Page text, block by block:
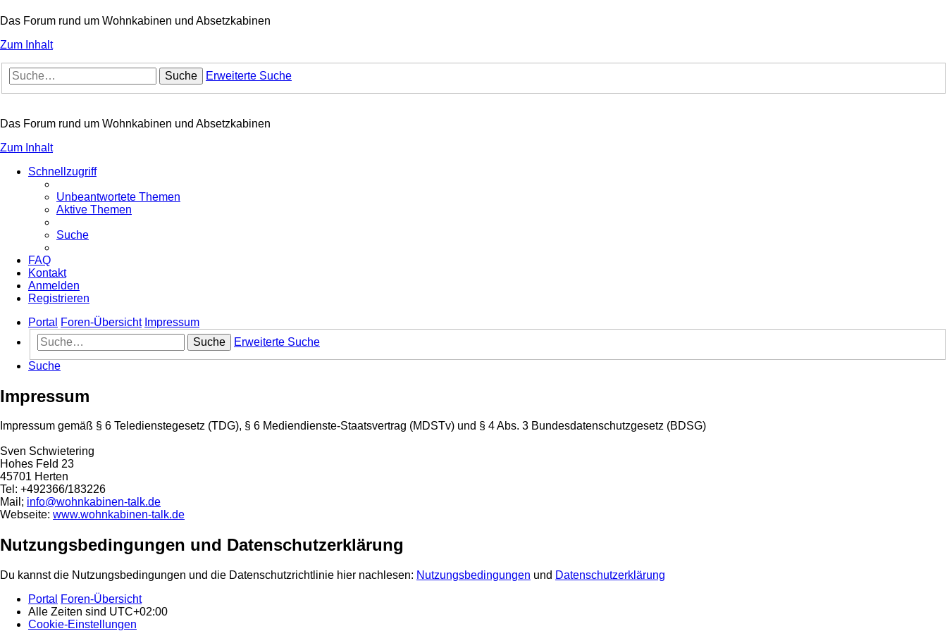
Das Forum rund um Wohnkabinen und Absetzkabinen
Zum Inhalt
Suche Erweiterte Suche
Das Forum rund um Wohnkabinen und Absetzkabinen
Zum Inhalt
Schnellzugriff
Unbeantwortete Themen
Aktive Themen
Suche
FAQ
Kontakt
Anmelden
Registrieren
Portal
Foren-Übersicht Impressum
Suche
Erweiterte Suche
Suche
Impressum
Impressum gemäß § 6 Teledienstegesetz (TDG), § 6 Mediendienste-Staatsvertrag (MDSTv) und § 4 Abs. 3 Bundesdatenschutzgesetz (BDSG)
Sven Schwietering
Hohes Feld 23
45701 Herten
Tel: +492366/183226
Mail; info@wohnkabinen-talk.de
Webseite: www.wohnkabinen-talk.de
Nutzungsbedingungen und Datenschutzerklärung
Du kannst die Nutzungsbedingungen und die Datenschutzrichtlinie hier nachlesen: Nutzungsbedingungen und Datenschutzerklärung
Portal
Foren-Übersicht
Alle Zeiten sind UTC+02:00
Cookie-Einstellungen